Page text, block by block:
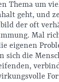
Thema um
geht, und
der oft
Mal
eigenen
sich die